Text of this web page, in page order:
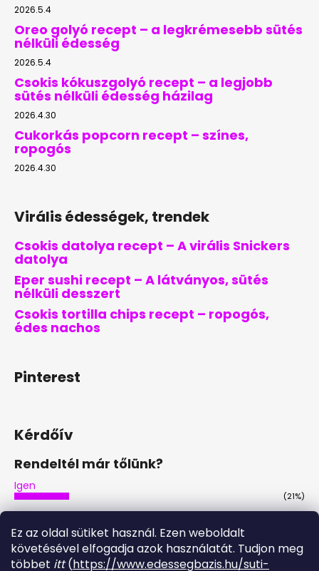
Ez az oldal sütiket használ. Ezen weboldalt
követésével elfogadja azok használatát. Tudjon meg
többet itt(https://www.edessegbazis.hu/suti-
2026.5.4
Oreo golyó recept – a legkrémesebb sütés
nélküli édesség
2026.5.4
Csokis kókuszgolyó recept – a legjobb
sütés nélküli édesség házilag
2026.4.30
Cukorkás popcorn recept – színes,
ropogós
2026.4.30
Virális édességek, trendek
Csokis datolya recept – A virális Snickers
datolya
Eper sushi recept – A látványos, sütés
nélküli desszert
Csokis tortilla chips recept – ropogós,
édes nachos
Pinterest
Kérdőív
Rendeltél már tőlünk?
Igen
(21%)
Nem
Nem, de tervezem
(29%)